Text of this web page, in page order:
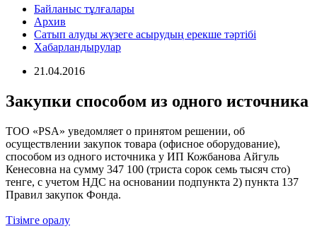
Байланыс тұлғалары
Архив
Сатып алуды жүзеге асырудың ерекше тәртібі
Хабарландырулар
21.04.2016
Закупки способом из одного источника
ТОО «PSA» уведомляет о принятом решении, об
осуществлении закупок товара (офисное оборудование),
способом из одного источника у ИП Кожбанова Айгуль
Кенесовна на сумму 347 100 (триста сорок семь тысяч сто)
тенге, с учетом НДС на основании подпункта 2) пункта 137
Правил закупок Фонда.
Тізімге оралу